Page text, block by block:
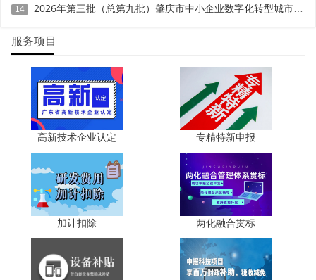
额达到30万元及以上的支出给予补助，单个企业补助比例最
零部件、关键基础材料、先进基础工艺等"卡脖子"环节，开
展技术攻关与成果转化。同时对接粤港澳大湾区科技成果转
移转化通道，引进成熟技术落地产业化，降低自主研发风
险，以技术突围形成核心竞争力。
三、优化发展生态，补齐要素短板，走"生态协同+服务
升级"路径
粤东西北专精特新企业逆袭的关键保障在于生态，需联
动政府、园区、服务机构协同发力，补齐人才、资金、服务
等要素短板，构建适配区域企业发展的"雨林式"生态。广东
省明确提出，支持计量、标准、认证认可、检验检测等要素
集成融合，提升高水平检验检测公共技术服务平台和产品质
量技术帮扶平台服务能力，为企业发展提供支撑。
14 2026年第三批（总第九批）肇庆市中小企业数字化转型城市试点数字化改造项目申报时间、条件要求、补助奖励
服务项目
高新技术企业认定 专精特新申报
加计扣除 两化融合贯标